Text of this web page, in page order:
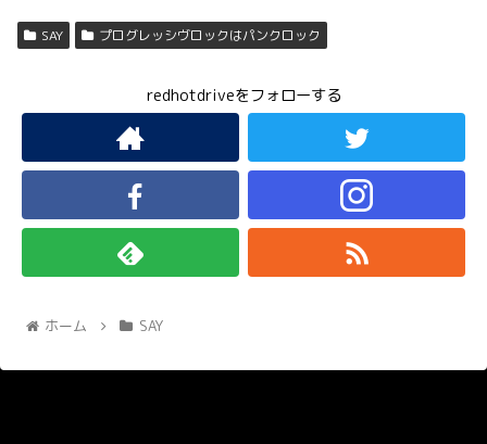
SAY プログレッシヴロックはパンクロック
redhotdriveをフォローする
ホーム SAY